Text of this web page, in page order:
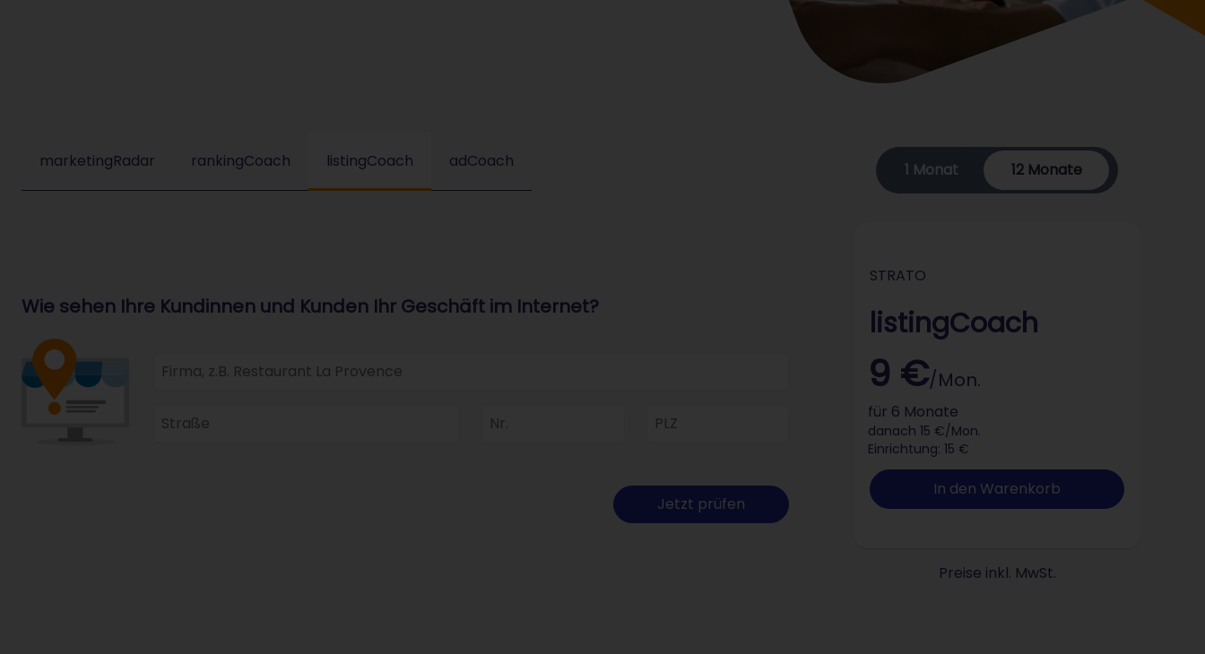
marketingRadar rankingCoach listingCoach adCoach
Wie sehen Ihre Kundinnen und Kunden Ihr Geschäft im Internet?
Firma, zum Beispiel Restaurant La Provence
Straße Nummer Postleitzahl
Jetzt prüfen
1 Monat 12 Monate
STRATO
listingCoach
9 €/Mon.
für 6 Monate
danach 15 €/Mon.
Einrichtung: 15 €
In den Warenkorb
Preise inkl. MwSt.